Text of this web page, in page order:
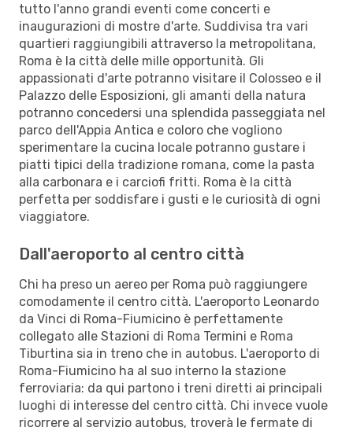
tutto l'anno grandi eventi come concerti e
inaugurazioni di mostre d'arte. Suddivisa tra vari
quartieri raggiungibili attraverso la metropolitana,
Roma è la città delle mille opportunità. Gli
appassionati d'arte potranno visitare il Colosseo e il
Palazzo delle Esposizioni, gli amanti della natura
potranno concedersi una splendida passeggiata nel
parco dell'Appia Antica e coloro che vogliono
sperimentare la cucina locale potranno gustare i
piatti tipici della tradizione romana, come la pasta
alla carbonara e i carciofi fritti. Roma è la città
perfetta per soddisfare i gusti e le curiosità di ogni
viaggiatore.
Dall'aeroporto al centro città
Chi ha preso un aereo per Roma può raggiungere
comodamente il centro città. L'aeroporto Leonardo
da Vinci di Roma-Fiumicino è perfettamente
collegato alle Stazioni di Roma Termini e Roma
Tiburtina sia in treno che in autobus. L'aeroporto di
Roma-Fiumicino ha al suo interno la stazione
ferroviaria: da qui partono i treni diretti ai principali
luoghi di interesse del centro città. Chi invece vuole
ricorrere al servizio autobus, troverà le fermate di